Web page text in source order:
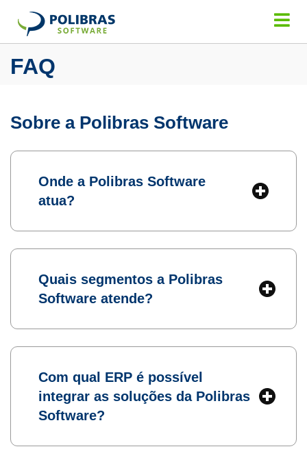
FAQ
Sobre a Polibras Software
Onde a Polibras Software
atua?
Quais segmentos a Polibras
Software atende?
Com qual ERP é possível
integrar as soluções da Polibras
Software?